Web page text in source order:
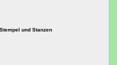
und Stanzen